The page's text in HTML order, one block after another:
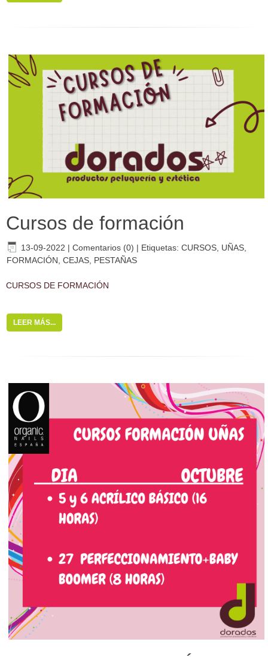
Cursos de formación
13-09-2022 | Comentarios (0) | Etiquetas: CURSOS UÑAS
FORMACIÓN CEJAS PESTAÑAS
CURSOS DE FORMACIÓN
LEER MÁS...